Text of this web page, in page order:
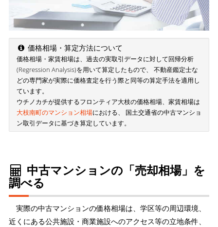
価格相場・算定方法について
価格相場・家賃相場は、過去の実取引データに対して回帰分析
(Regression Analysis)を用いて算定したもので、 不動産鑑定士な
どの専門家が実際に価格査定を行う際と同等の算定手法を適用し
ています。
ウチノカチが提供するフロンティア大枝の価格相場、家賃相場は
大枝南町のマンション相場における、 国土交通省の中古マンショ
ン取引データに基づき算定しています。
中古マンションの「売却相場」を
調べる
実際の中古マンションの価格相場は、学区等の周辺環境、
近くにある公共施設・商業施設へのアクセス等の立地条件、